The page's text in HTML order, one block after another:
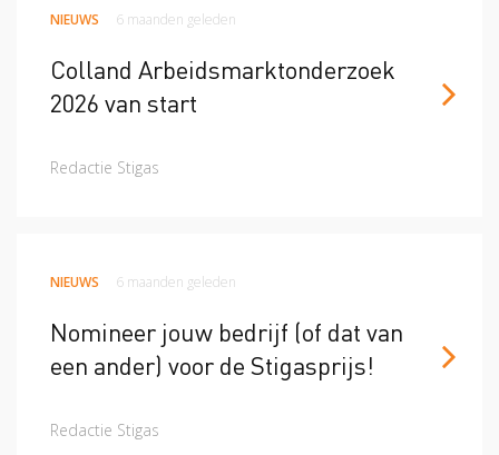
NIEUWS 6 maanden geleden
Colland Arbeidsmarktonderzoek
2026 van start
Redactie Stigas
NIEUWS 6 maanden geleden
Nomineer jouw bedrijf (of dat van
een ander) voor de Stigasprijs!
Redactie Stigas